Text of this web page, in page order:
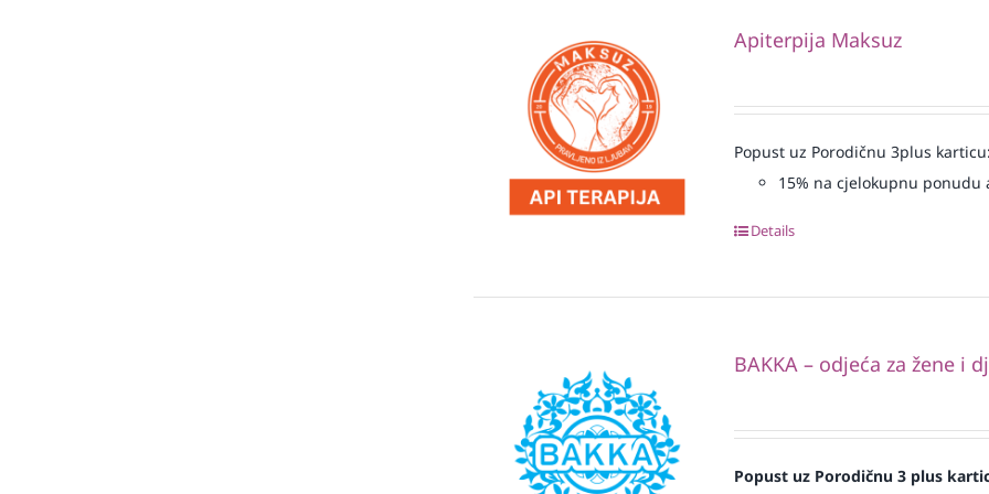
Apiterpija Maksuz
Popust uz Porodičnu 3plus karticu:
15% na cjelokupnu ponudu
Details
BAKKA – odjeća za žene i
Popust uz Porodičnu 3 plus